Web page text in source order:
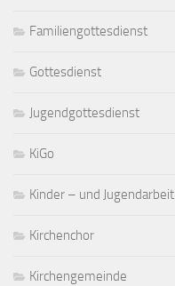
Familiengottesdienst
Gottesdienst
Jugendgottesdienst
KiGo
Kinder – und Jugendarbeit
Kirchenchor
Kirchengemeinde